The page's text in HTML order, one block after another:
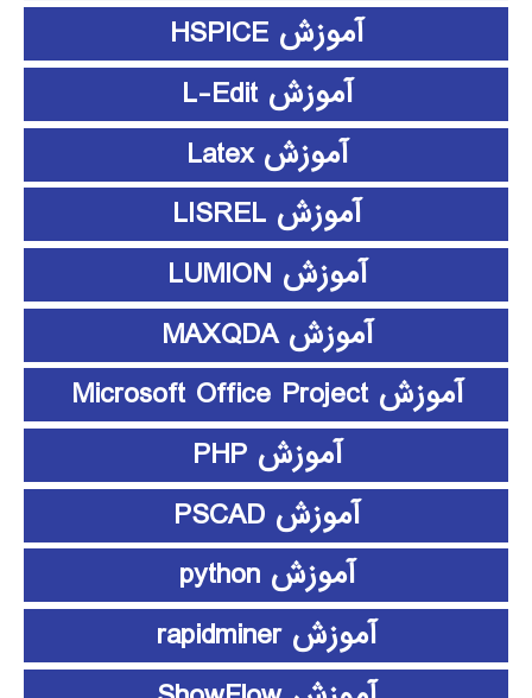
آموزش HSPICE
آموزش L-Edit
آموزش Latex
آموزش LISREL
آموزش LUMION
آموزش MAXQDA
آموزش Microsoft Office Project
آموزش PHP
آموزش PSCAD
آموزش python
آموزش rapidminer